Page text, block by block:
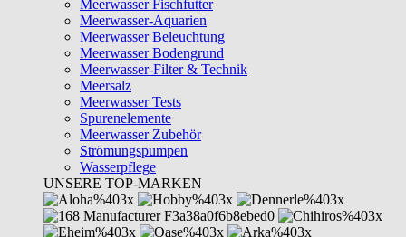
Meerwasser Fischfutter
Meerwasser-Aquarien
Meerwasser Beleuchtung
Meerwasser Bodengrund
Meerwasser-Filter & Technik
Meersalz
Meerwasser Tests
Spurenelemente
Meerwasser Zubehör
Strömungspumpen
Wasserpflege
UNSERE TOP-MARKEN